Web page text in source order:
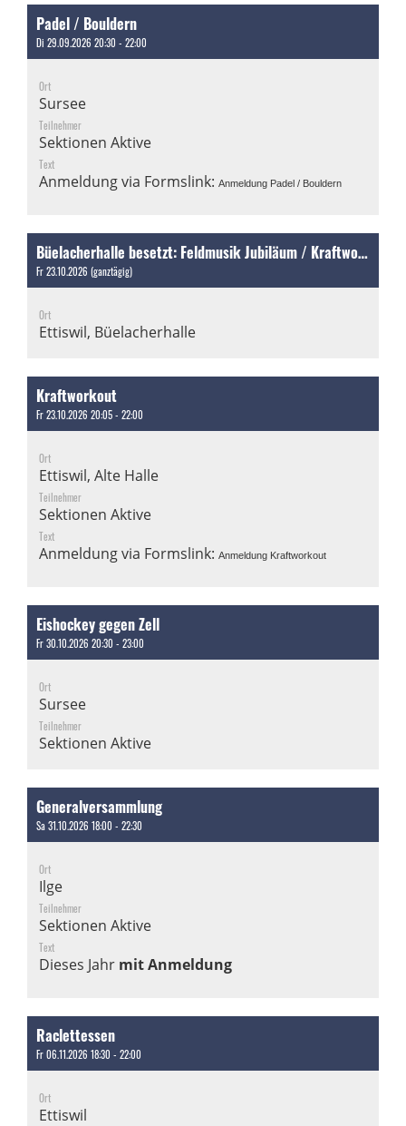
Padel / Bouldern
Di 29.09.2026 20:30 - 22:00
Ort
Sursee
Teilnehmer
Sektionen Aktive
Text
Anmeldung via Formslink: Anmeldung Padel / Bouldern
Büelacherhalle besetzt: Feldmusik Jubiläum / Kraftworkout
Fr 23.10.2026 (ganztägig)
Ort
Ettiswil, Büelacherhalle
Kraftworkout
Fr 23.10.2026 20:05 - 22:00
Ort
Ettiswil, Alte Halle
Teilnehmer
Sektionen Aktive
Text
Anmeldung via Formslink: Anmeldung Kraftworkout
Eishockey gegen Zell
Fr 30.10.2026 20:30 - 23:00
Ort
Sursee
Teilnehmer
Sektionen Aktive
Generalversammlung
Sa 31.10.2026 18:00 - 22:30
Ort
Ilge
Teilnehmer
Sektionen Aktive
Text
Dieses Jahr mit Anmeldung
Raclettessen
Fr 06.11.2026 18:30 - 22:00
Ort
Ettiswil